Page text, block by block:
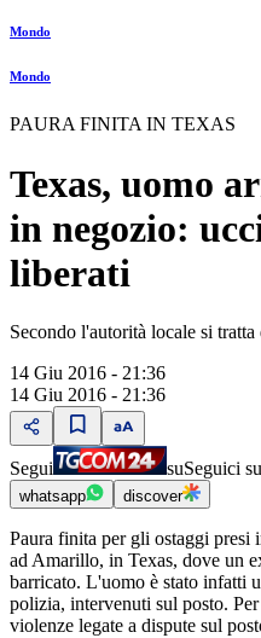
Mondo
Mondo
PAURA FINITA IN TEXAS
Texas, uomo
in negozio:
liberati
Secondo l'autorità locale si
14 Giu 2016 - 21:36
14 Giu 2016 - 21:36
Segui suSeguici su
whatsapp discover
Paura finita per gli ostaggi presi
ad Amarillo, in Texas, dove un
barricato. L'uomo è stato infatti
polizia, intervenuti sul posto.
violenze legate a dispute sul